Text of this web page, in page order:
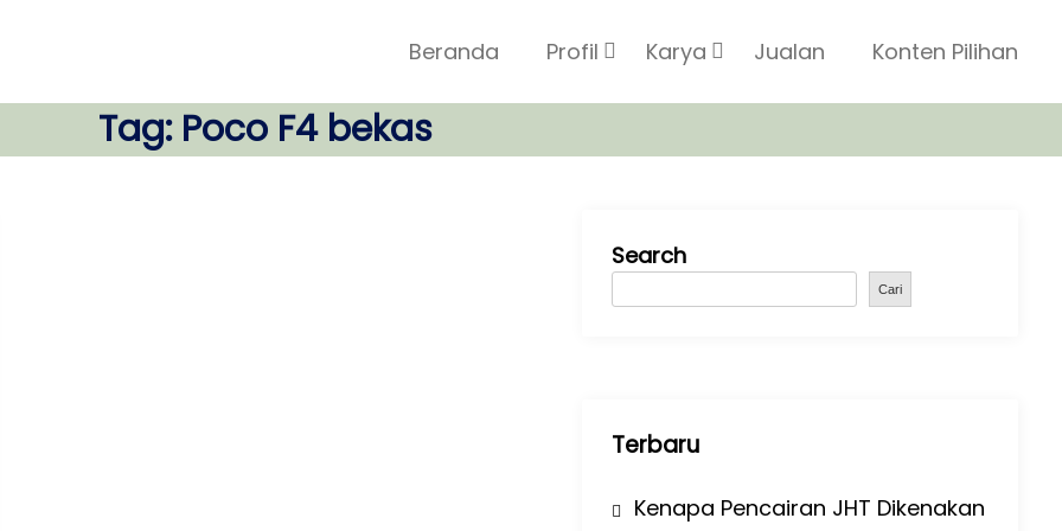
Beranda Profil Karya Jualan Konten Pilihan
Tag: Poco F4 bekas
Search
Cari
Terbaru
Kenapa Pencairan JHT Dikenakan